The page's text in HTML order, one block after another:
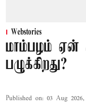
Webstories
மாம்பழம் ஏன்
பழுக்கிறது?
Published on: 03 Aug